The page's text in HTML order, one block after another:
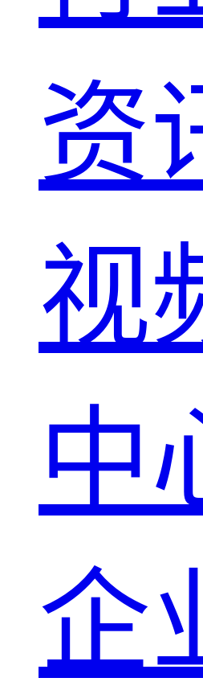
资
视
中
企